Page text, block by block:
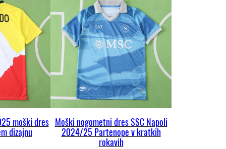
moški dres
dizajnu
Moški nogometni dres SSC Napoli
2024/25 Partenope v kratkih
rokavih